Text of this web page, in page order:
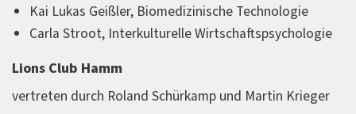
Kai Lukas Geißler, Biomedizinische Technologie
Carla Stroot, Interkulturelle Wirtschaftspsychologie
Lions Club Hamm
vertreten durch Roland Schürkamp und Martin Krieger